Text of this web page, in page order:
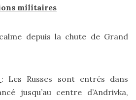
militaires
depuis la chute de Grand
: Les Russes sont entrés dans
jusqu’au centre d’Andrivka,